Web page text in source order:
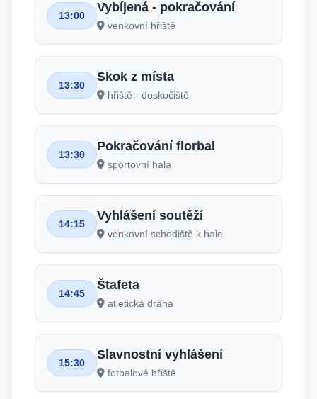
13:00
Vybíjená - pokračování
venkovní hřiště
13:30
Skok z místa
hřiště - doskočiště
13:30
Pokračování florbal
sportovní hala
14:15
Vyhlášení soutěží
venkovní schodiště k hale
14:45
Štafeta
atletická dráha
15:30
Slavnostní vyhlášení
fotbalové hřiště